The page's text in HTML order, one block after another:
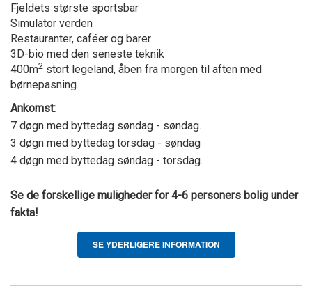
Fjeldets største sportsbar
Simulator verden
Restauranter, caféer og barer
3D-bio med den seneste teknik
400m2 stort legeland, åben fra morgen til aften med
børnepasning
Ankomst:
7 døgn med byttedag søndag - søndag.
3 døgn med byttedag torsdag - søndag
4 døgn med byttedag søndag - torsdag.
Se de forskellige muligheder for 4-6 personers bolig under
fakta!
SE YDERLIGERE INFORMATION